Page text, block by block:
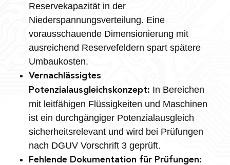
Reservekapazität in der
Niederspannungsverteilung. Eine
vorausschauende Dimensionierung mit
ausreichend Reservefeldern spart spätere
Umbaukosten.
Vernachlässigtes
Potenzialausgleichskonzept: In Bereichen
mit leitfähigen Flüssigkeiten und Maschinen
ist ein durchgängiger Potenzialausgleich
sicherheitsrelevant und wird bei Prüfungen
nach DGUV Vorschrift 3 geprüft.
Fehlende Dokumentation für Prüfungen: